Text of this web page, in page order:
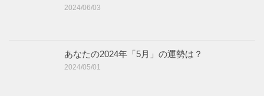
2024/06/03
あなたの2024年「5月」の運勢は？
2024/05/01